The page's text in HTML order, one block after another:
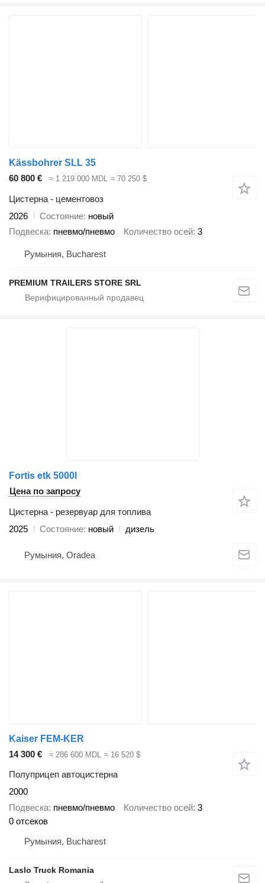
Kässbohrer SLL 35
60 800 €
≈ 1 219 000 MDL ≈ 70 250 $
Цистерна - цементовоз
2026
Состояние новый
Подвеска пневмо/пневмо Количество осей 3
Румыния, Bucharest
PREMIUM TRAILERS STORE SRL
Fortis etk 5000l
Цена по запросу
Цистерна - резервуар для топлива
2025
Состояние новый дизель
Румыния, Oradea
Kaiser FEM-KER
14 300 €
≈ 286 600 MDL ≈ 16 520 $
Полуприцеп автоцистерна
2000
Подвеска пневмо/пневмо Количество осей 3
0 отсеков
Румыния, Bucharest
Laslo Truck Romania